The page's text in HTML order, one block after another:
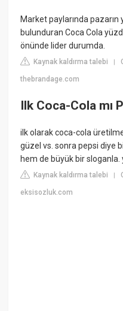
Market paylarında pazarın
bulunduran Coca Cola
önünde lider durumda.
Kaynak kaldırma talebi |
thebrandage.com
Ilk Coca-Cola mı
ilk olarak coca-cola
güzel vs. sonra pepsi diye
hem de büyük bir sloganla.
Kaynak kaldırma talebi |
eksisozluk.com